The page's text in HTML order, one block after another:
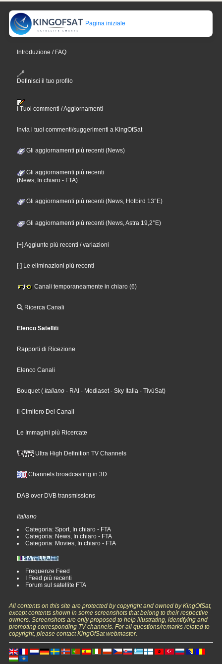
Pagina iniziale
Introduzione / FAQ
Definisci il tuo profilo
I Tuoi commenti / Aggiornamenti
Invia i tuoi commenti/suggerimenti a KingOfSat
Gli aggiornamenti più recenti (News)
Gli aggiornamenti più recenti
(News, In chiaro - FTA)
Gli aggiornamenti più recenti (News, Hotbird 13°E)
Gli aggiornamenti più recenti (News, Astra 19,2°E)
[+] Aggiunte più recenti / variazioni
[-] Le eliminazioni più recenti
Canali temporaneamente in chiaro (6)
Ricerca Canali
Elenco Satelliti
Rapporti di Ricezione
Elenco Canali
Bouquet ( Italiano - RAI - Mediaset - Sky Italia - TivùSat)
Il Cimitero Dei Canali
Le Immagini più Ricercate
Ultra High Definition TV Channels
Channels broadcasting in 3D
DAB over DVB transmissions
Italiano
Categoria: Sport, In chiaro - FTA
Categoria: News, In chiaro - FTA
Categoria: Movies, In chiaro - FTA
Frequenze Feed
I Feed più recenti
Forum sul satellite FTA
All contents on this site are protected by copyright and owned by KingOfSat,
except contents shown in some screenshots that belong to their respective
owners. Screenshots are only proposed to help illustrating, identifying and
promoting corresponding TV channels. For all questions/remarks related to
copyright, please contact KingOfSat webmaster.